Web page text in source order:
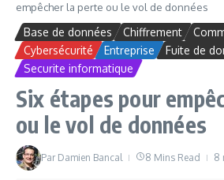
empêcher la perte ou le vol de données
Base de données Chiffrement
Cybersécurité
Entreprise Fuite de
Securite informatique
Six étapes pour
ou le vol de données
Par Damien Bancal 8 Mins Read 8